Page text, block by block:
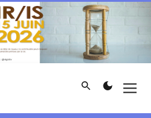
d'information et d'investigation
Rechercher